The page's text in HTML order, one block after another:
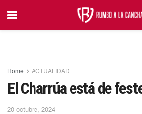
Home ACTUALIDAD
El Charrúa está de
20 octubre, 2024